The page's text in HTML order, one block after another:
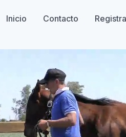
Inicio Contacto